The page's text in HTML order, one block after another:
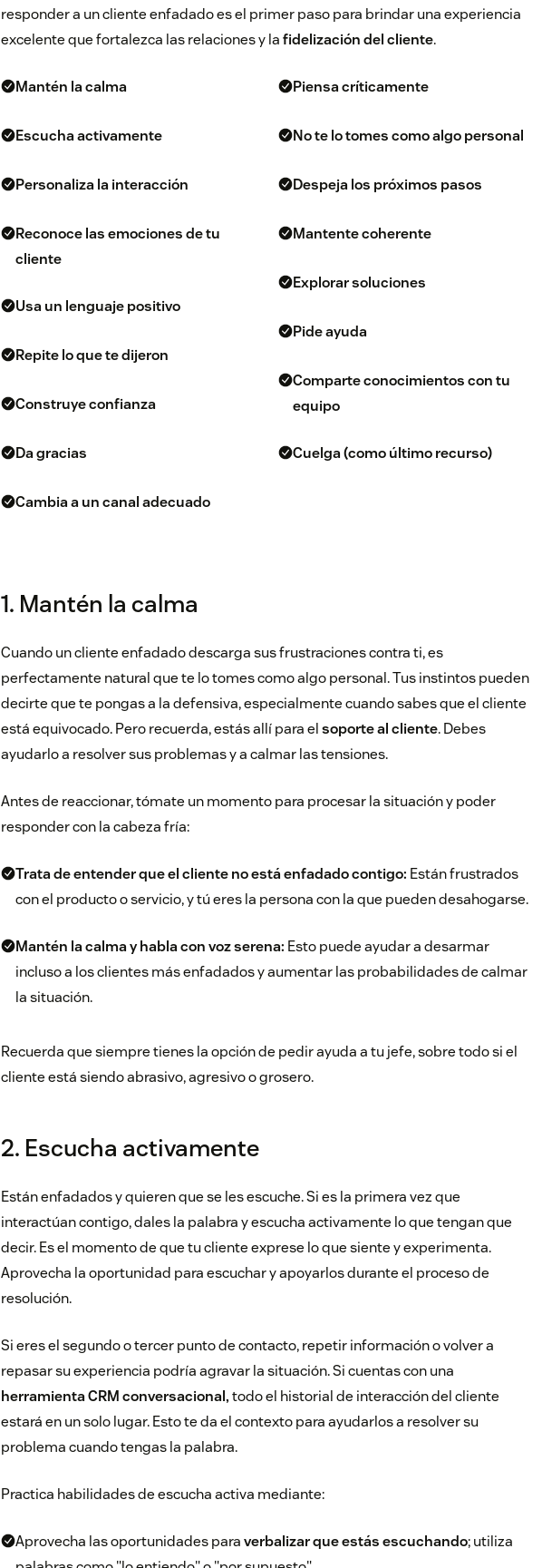
responder a un cliente enfadado es el primer paso para brindar una experiencia
excelente que fortalezca las relaciones y lafidelización del cliente.
Mantén la calma
Escucha activamente
Personaliza la interacción
Reconoce las emociones de tu
cliente
Usa un lenguaje positivo
Repite lo que te dijeron
Construye confianza
Da gracias
Cambia a un canal adecuado
Piensa críticamente
No te lo tomes como algo personal
Despeja los próximos pasos
Mantente coherente
Explorar soluciones
Pide ayuda
Comparte conocimientos con tu
equipo
Cuelga (como último recurso)
1. Mantén la calma
Cuando un cliente enfadado descarga sus frustraciones contra ti, es
perfectamente natural que te lo tomes como algo personal. Tus instintos pueden
decirte que te pongas a la defensiva, especialmente cuando sabes que el cliente
está equivocado. Pero recuerda, estás allí para elsoporte al cliente. Debes
ayudarlo a resolver sus problemas y a calmar las tensiones.
Antes de reaccionar, tómate un momento para procesar la situación y poder
responder con la cabeza fría:
Trata de entender que el cliente no está enfadado contigo: Están frustrados
con el producto o servicio, y tú eres la persona con la que pueden desahogarse.
Mantén la calma y habla con voz serena: Esto puede ayudar a desarmar
incluso a los clientes más enfadados y aumentar las probabilidades de calmar
la situación.
Recuerda que siempre tienes la opción de pedir ayuda a tu jefe, sobre todo si el
cliente está siendo abrasivo, agresivo o grosero.
2. Escucha activamente
Están enfadados y quieren que se les escuche. Si es la primera vez que
interactúan contigo, dales la palabra y escucha activamente lo que tengan que
decir. Es el momento de que tu cliente exprese lo que siente y experimenta.
Aprovecha la oportunidad para escuchar y apoyarlos durante el proceso de
resolución.
Si eres el segundo o tercer punto de contacto, repetir información o volver a
repasar su experiencia podría agravar la situación. Si cuentas con una
herramienta CRM conversacional,todo el historial de interacción del cliente
estará en un solo lugar. Esto te da el contexto para ayudarlos a resolver su
problema cuando tengas la palabra.
Practica habilidades de escucha activa mediante:
Aprovecha las oportunidades paraverbalizar que estás escuchando; utiliza